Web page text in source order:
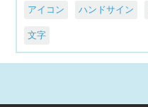
アイコン ハンドサイン
文字